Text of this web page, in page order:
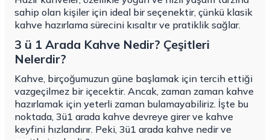
sahip olan kişiler için ideal bir seçenektir, çünkü klasik
kahve hazırlama sürecini kısaltır ve pratiklik sağlar.
3 ü 1 Arada Kahve Nedir? Çeşitleri
Nelerdir?
Kahve, birçoğumuzun güne başlamak için tercih ettiği
vazgeçilmez bir içecektir. Ancak, zaman zaman kahve
hazırlamak için yeterli zaman bulamayabiliriz. İşte bu
noktada, 3ü1 arada kahve devreye girer ve kahve
keyfini hızlandırır. Peki, 3ü1 arada kahve nedir ve